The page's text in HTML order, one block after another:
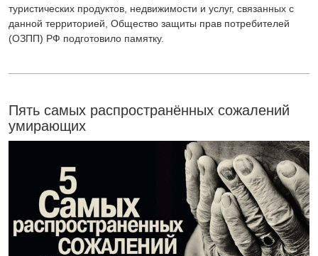
туристических продуктов, недвижимости и услуг, связанных с
данной территорией, Общество защиты прав потребителей
(ОЗПП) РФ подготовило памятку.
Пять самых распространённых сожалений
умирающих